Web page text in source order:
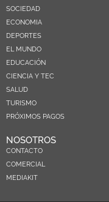
SOCIEDAD
ECONOMIA
DEPORTES
EL MUNDO
EDUCACIÓN
CIENCIA Y TEC
SALUD
TURISMO
PRÓXIMOS PAGOS
NOSOTROS
CONTACTO
COMERCIAL
MEDIAKIT